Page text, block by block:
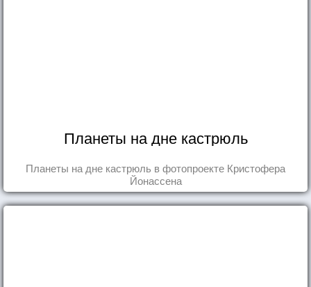
Планеты на дне кастрюль
Планеты на дне кастрюль в фотопроекте Кристофера
Йонассена